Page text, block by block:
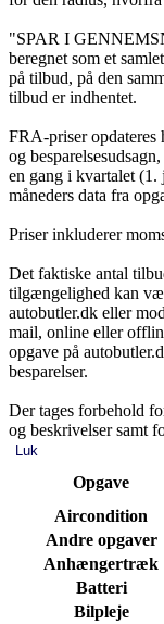
"SPAR I
beregnet som et
på tilbud, på den
tilbud er indhentet.
FRA-priser
og
en gang i kvartalet (1.
måneders data fra
Priser inkluderer
Det faktiske antal
tilgængelighed kan
autobutler.dk eller
mail, online eller
opgave på
besparelser.
Der tages forbehold
og beskrivelser samt
Luk
Opgave
Aircondition
Andre opgaver
Anhængertræk
Batteri
Bilpleje